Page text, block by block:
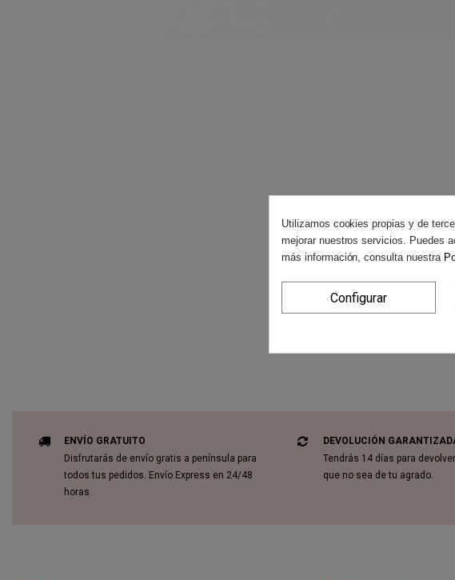
ENVÍO GRATUITO
Disfrutarás de envío gratis a península para
todos tus pedidos. Envío Express en 24/48
horas.
DEVOLUCIÓN
Tendrás 14 días para
que no sea de tu agrado.
Utilizamos cookies propias y de
mejorar nuestros servicios. Puedes
más información, consulta nuestra
Configurar